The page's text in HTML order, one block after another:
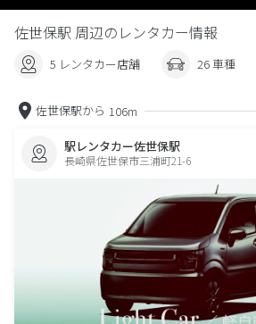
佐世保駅 周辺のレンタカー情報
5 レンタカー店舗 26 車種
佐世保駅から 106m
駅レンタカー佐世保駅
長崎県佐世保市三浦町21-6